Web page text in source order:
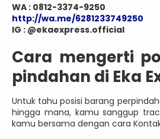
WA : 0812-3374-9250
http://wa.me/6281233749250
IG : @ekaexpress.official
Cara mengerti
pindahan di Eka
Untuk tahu posisi barang
hingga mana, kamu sanggup
kamu bersama dengan cara